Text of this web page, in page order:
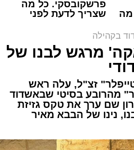
חסידי אותנטי, שהצליח
מעומק ימי החולין - אל
של חצרות הקודש.
מה
פרשקובסקי. כל מה
שצריך לדעת לפני
באשדודבקהילה
מרגש לבנו של
זצ"ל, עלה ראש
מהרובע בסיטי שבאשדוד
שם ערך את טקס גזיזת
נינו של הבבא מאיר